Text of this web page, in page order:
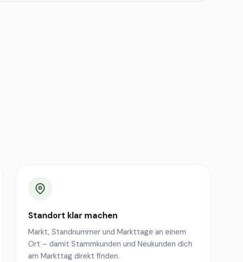
Standort klar machen
Markt, Standnummer und Markttage an einem
Ort – damit Stammkunden und Neukunden dich
am Markttag direkt finden.